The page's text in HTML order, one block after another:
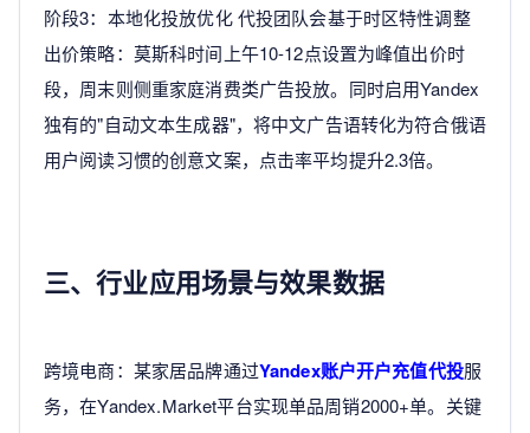
阶段3：本地化投放优化 代投团队会基于时区特性调整
出价策略：莫斯科时间上午10-12点设置为峰值出价时
段，周末则侧重家庭消费类广告投放。同时启用Yandex
独有的"自动文本生成器"，将中文广告语转化为符合俄语
用户阅读习惯的创意文案，点击率平均提升2.3倍。
三、行业应用场景与效果数据
跨境电商：某家居品牌通过Yandex账户开户充值代投服
务，在Yandex.Market平台实现单品周销2000+单。关键